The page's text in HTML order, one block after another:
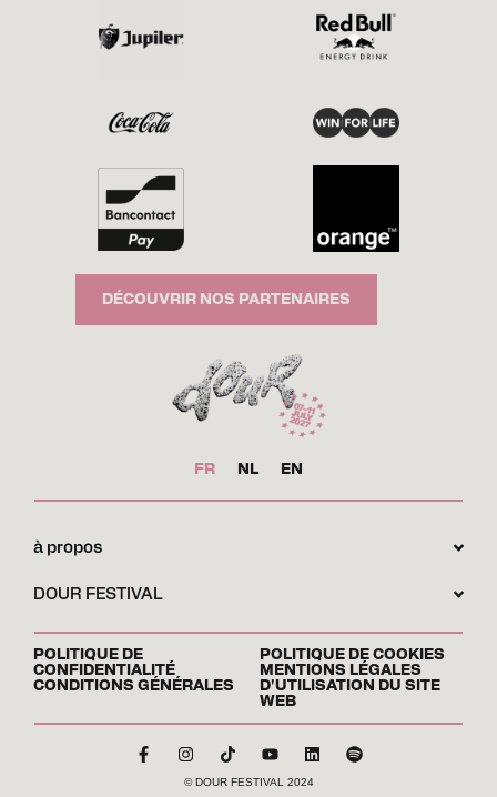
DÉCOUVRIR NOS PARTENAIRES
FR NL EN
à propos
DOUR FESTIVAL
POLITIQUE DE
CONFIDENTIALITÉ
CONDITIONS GÉNÉRALES
POLITIQUE DE COOKIES
MENTIONS LÉGALES
D'UTILISATION DU SITE
WEB
© DOUR FESTIVAL 2024